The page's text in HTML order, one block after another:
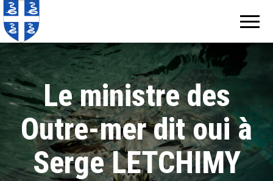
Le ministre des
Outre-mer dit oui à
Serge LETCHIMY